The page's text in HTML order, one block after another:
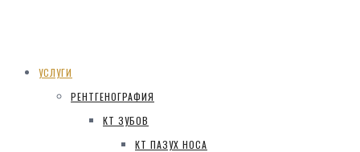
УСЛУГИ
РЕНТГЕНОГРАФИЯ
КТ ЗУБОВ
КТ ПАЗУХ НОСА